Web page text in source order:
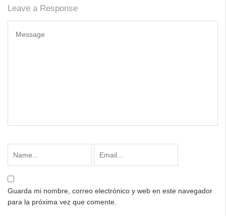
Leave a Response
Guarda mi nombre, correo electrónico y web en este navegador
para la próxima vez que comente.